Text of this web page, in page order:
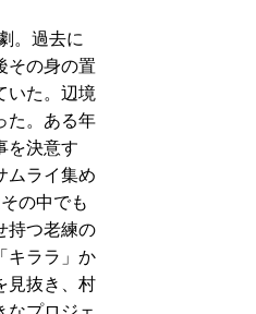
。過去に
その身の置
いた。辺境
た。ある年
を決意す
ムライ集め
の中でも
持つ老練の
キララ」か
見抜き、村